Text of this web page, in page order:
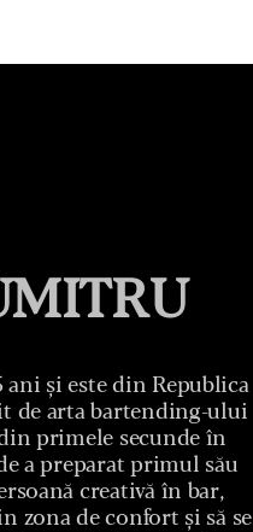
și este din Republica
de arta bartending-ului
primele secunde în
a preparat primul său
creativă în bar,
zona de confort și să se